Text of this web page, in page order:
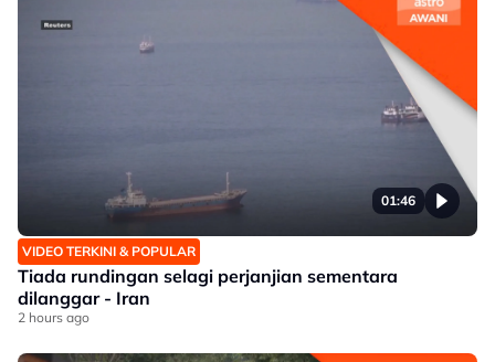
01:46
VIDEO TERKINI & POPULAR
Tiada rundingan selagi perjanjian sementara
dilanggar - Iran
2 hours ago